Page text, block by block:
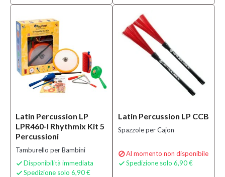
Latin Percussion LP
LPR460-I Rhythmix Kit 5
Percussioni
Tamburello per Bambini
 Disponibilità immediata
 Spedizione solo 6,90 €
Latin Percussion LP CCB
Spazzole per Cajon
Al momento non disponibile
 Spedizione solo 6,90 €